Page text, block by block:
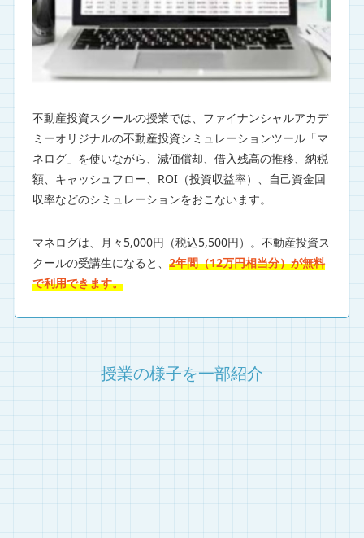
不動産投資スクールの授業では、ファイナンシャルアカデ
ミーオリジナルの不動産投資シミュレーションツール「マ
ネログ」を使いながら、減価償却、借入残高の推移、納税
額、キャッシュフロー、ROI（投資収益率）、自己資金回
収率などのシミュレーションをおこないます。
マネログは、月々5,000円（税込5,500円）。不動産投資ス
クールの受講生になると、 2年間（12万円相当分）が無料
で利用できます。
授業の様子を一部紹介